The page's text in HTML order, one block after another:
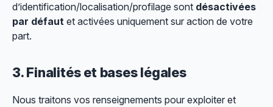
d’identification/localisation/profilage sont désactivées
par défaut et activées uniquement sur action de votre
part.
3. Finalités et bases légales
Nous traitons vos renseignements pour exploiter et